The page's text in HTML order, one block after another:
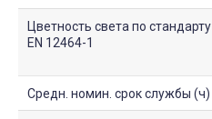
Цветность света по стандарту
EN 12464-1
Средн. номин. срок службы (ч)